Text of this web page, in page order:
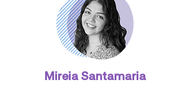
Mireia Santamaria